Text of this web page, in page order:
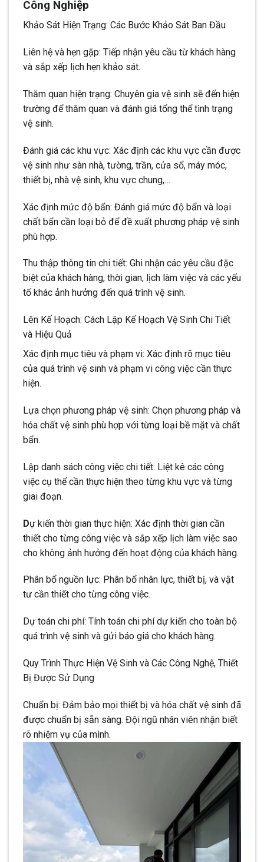
Công Nghiệp
Khảo Sát Hiện Trạng: Các Bước Khảo Sát Ban Đầu
Liên hệ và hẹn gặp: Tiếp nhận yêu cầu từ khách hàng
và sắp xếp lịch hẹn khảo sát.
Thăm quan hiện trạng: Chuyên gia vệ sinh sẽ đến hiện
trường để thăm quan và đánh giá tổng thể tình trạng
vệ sinh.
Đánh giá các khu vực: Xác định các khu vực cần được
vệ sinh như sàn nhà, tường, trần, cửa sổ, máy móc,
thiết bị, nhà vệ sinh, khu vực chung,…
Xác định mức độ bẩn: Đánh giá mức độ bẩn và loại
chất bẩn cần loại bỏ để đề xuất phương pháp vệ sinh
phù hợp.
Thu thập thông tin chi tiết: Ghi nhận các yêu cầu đặc
biệt của khách hàng, thời gian, lịch làm việc và các yếu
tố khác ảnh hưởng đến quá trình vệ sinh.
Lên Kế Hoạch: Cách Lập Kế Hoạch Vệ Sinh Chi Tiết
và Hiệu Quả
Xác định mục tiêu và phạm vi: Xác định rõ mục tiêu
của quá trình vệ sinh và phạm vi công việc cần thực
hiện.
Lựa chọn phương pháp vệ sinh: Chọn phương pháp và
hóa chất vệ sinh phù hợp với từng loại bề mặt và chất
bẩn.
Lập danh sách công việc chi tiết: Liệt kê các công
việc cụ thể cần thực hiện theo từng khu vực và từng
giai đoạn.
Dự kiến thời gian thực hiện: Xác định thời gian cần
thiết cho từng công việc và sắp xếp lịch làm việc sao
cho không ảnh hưởng đến hoạt động của khách hàng.
Phân bổ nguồn lực: Phân bổ nhân lực, thiết bị, và vật
tư cần thiết cho từng công việc.
Dự toán chi phí: Tính toán chi phí dự kiến cho toàn bộ
quá trình vệ sinh và gửi báo giá cho khách hàng.
Quy Trình Thực Hiện Vệ Sinh và Các Công Nghệ, Thiết
Bị Được Sử Dụng
Chuẩn bị: Đảm bảo mọi thiết bị và hóa chất vệ sinh đã
được chuẩn bị sẵn sàng. Đội ngũ nhân viên nhận biết
rõ nhiệm vụ của mình.